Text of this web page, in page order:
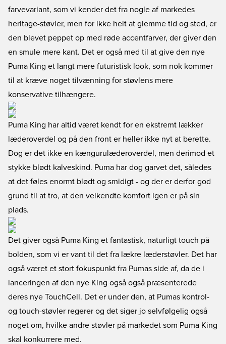
farvevariant, som vi kender det fra nogle af markedes
heritage-støvler, men for ikke helt at glemme tid og sted, er
den blevet peppet op med røde accentfarver, der giver den
en smule mere kant. Det er også med til at give den nye
Puma King et langt mere futuristisk look, som nok kommer
til at kræve noget tilvænning for støvlens mere
konservative tilhængere.
Puma King har altid været kendt for en ekstremt lækker
læderoverdel og på den front er heller ikke nyt at berette.
Dog er det ikke en kængurulæderoverdel, men derimod et
stykke blødt kalveskind. Puma har dog garvet det, således
at det føles enormt blødt og smidigt - og der er derfor god
grund til at tro, at den velkendte komfort igen er på sin
plads.
Det giver også Puma King et fantastisk, naturligt touch på
bolden, som vi er vant til det fra lækre læderstøvler. Det har
også været et stort fokuspunkt fra Pumas side af, da de i
lanceringen af den nye King også også præsenterede
deres nye TouchCell. Det er under den, at Pumas kontrol-
og touch-støvler regerer og det siger jo selvfølgelig også
noget om, hvilke andre støvler på markedet som Puma King
skal konkurrere med.